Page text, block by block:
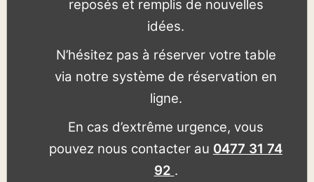
réservation.
reposés et remplis de nouvelles
idées.
N’hésitez pas à réserver votre table
via notre système de réservation en
ligne.
En cas d’extrême urgence, vous
pouvez nous contacter au 0477 31 74
92 .